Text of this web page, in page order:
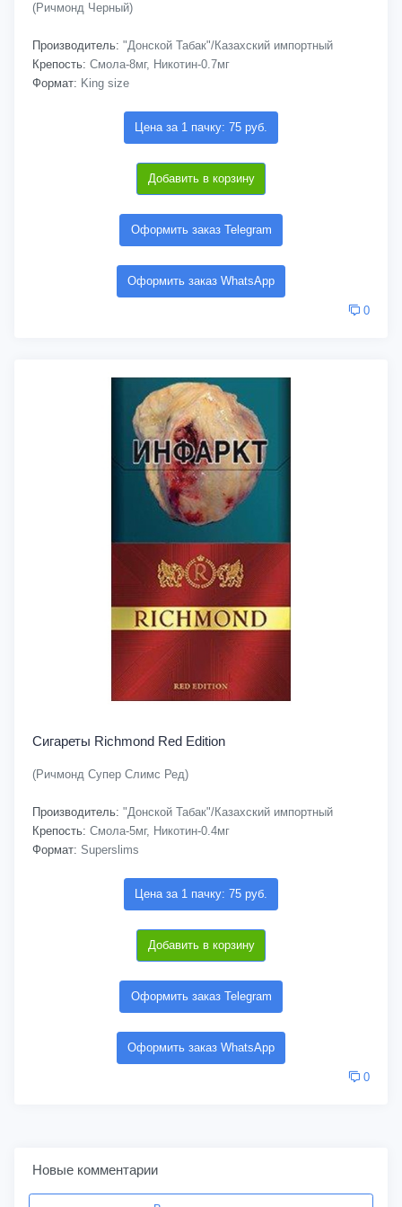
(Ричмонд Черный)
Производитель: "Донской Табак"/Казахский импортный
Крепость: Смола-8мг, Никотин-0.7мг
Формат: King size
Цена за 1 пачку: 75 руб.
Добавить в корзину
Оформить заказ Telegram
Оформить заказ WhatsApp
0
Сигареты Richmond Red Edition
(Ричмонд Супер Слимс Ред)
Производитель: "Донской Табак"/Казахский импортный
Крепость: Смола-5мг, Никотин-0.4мг
Формат: Superslims
Цена за 1 пачку: 75 руб.
Добавить в корзину
Оформить заказ Telegram
Оформить заказ WhatsApp
0
Новые комментарии